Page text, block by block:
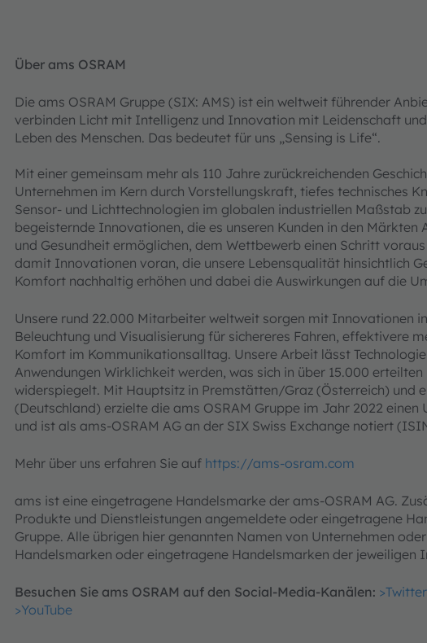
Über ams OSRAM
Die ams OSRAM Gruppe (SIX: AMS) ist ein weltweit führender
verbinden Licht mit Intelligenz und Innovation mit Leidenschaft
Leben des Menschen. Das bedeutet für uns „Sensing is Life“.
Mit einer gemeinsam mehr als 110 Jahre zurückreichenden
Unternehmen im Kern durch Vorstellungskraft, tiefes technisches
Sensor‑ und Lichttechnologien im globalen industriellen Maßstab
begeisternde Innovationen, die es unseren Kunden in den
und Gesundheit ermöglichen, dem Wettbewerb einen Schritt
damit Innovationen voran, die unsere Lebensqualität hinsichtlich
Komfort nachhaltig erhöhen und dabei die Auswirkungen auf die
Unsere rund 22.000 Mitarbeiter weltweit sorgen mit Innovationen in
Beleuchtung und Visualisierung für sichereres Fahren, effektivere
Komfort im Kommunikationsalltag. Unsere Arbeit lässt
Anwendungen Wirklichkeit werden, was sich in über 15.000
widerspiegelt. Mit Hauptsitz in Premstätten/Graz (Österreich) und
(Deutschland) erzielte die ams OSRAM Gruppe im Jahr 2022 einen
und ist als ams-OSRAM AG an der SIX Swiss Exchange notiert
Mehr über uns erfahren Sie auf https://ams-osram.com
ams ist eine eingetragene Handelsmarke der ams-OSRAM AG.
Produkte und Dienstleistungen angemeldete oder eingetragene
Gruppe. Alle übrigen hier genannten Namen von Unternehmen
Handelsmarken oder eingetragene Handelsmarken der jeweiligen
Besuchen Sie ams OSRAM auf den Social-Media-Kanälen: >Twitter
>YouTube